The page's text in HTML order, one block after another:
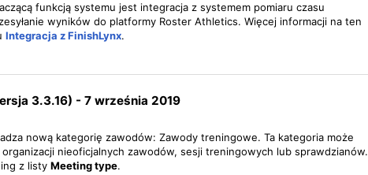
funkcją systemu jest integracja z systemem pomiaru czasu
wyników do platformy Roster Athletics. Więcej informacji na ten
Integracja z FinishLynx.
3.3.16) - 7 września 2019
nową kategorię zawodów: Zawody treningowe. Ta kategoria może
nieoficjalnych zawodów, sesji treningowych lub sprawdzianów.
z listy Meeting type.